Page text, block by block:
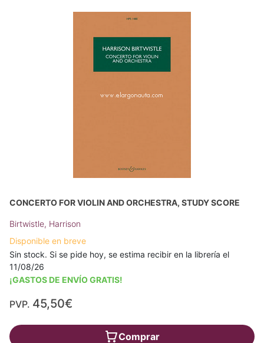
CONCERTO FOR VIOLIN AND ORCHESTRA, STUDY SCORE
Birtwistle, Harrison
Disponible en breve
Sin stock. Si se pide hoy, se estima recibir en la librería el
11/08/26
¡GASTOS DE ENVÍO GRATIS!
PVP. 45,50€
Comprar